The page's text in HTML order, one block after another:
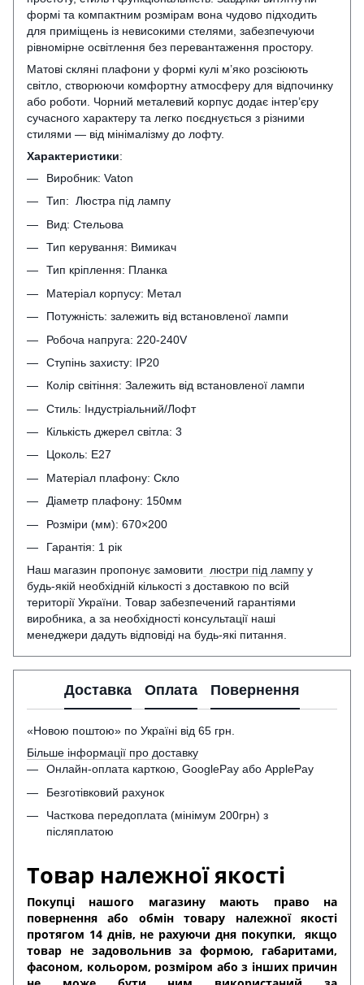
формі та компактним розмірам вона чудово підходить
для приміщень із невисокими стелями, забезпечуючи
рівномірне освітлення без перевантаження простору.
Матові скляні плафони у формі кулі м’яко розсіюють
світло, створюючи комфортну атмосферу для відпочинку
або роботи. Чорний металевий корпус додає інтер’єру
сучасного характеру та легко поєднується з різними
стилями — від мінімалізму до лофту.
Характеристики:
Виробник: Vaton
Тип: Люстра під лампу
Вид: Стельова
Тип керування: Вимикач
Тип кріплення: Планка
Матеріал корпусу: Метал
Потужність: залежить від встановленої лампи
Робоча напруга: 220-240V
Ступінь захисту: IP20
Колір світіння: Залежить від встановленої лампи
Стиль: Індустріальний/Лофт
Кількість джерел світла: 3
Цоколь: Е27
Матеріал плафону: Скло
Діаметр плафону: 150мм
Розміри (мм): 670×200
Гарантія: 1 рік
Наш магазин пропонує замовити люстри під лампу у
будь-якій необхідній кількості з доставкою по всій
території України. Товар забезпечений гарантіями
виробника, а за необхідності консультації наші
менеджери дадуть відповіді на будь-які питання.
Доставка Оплата Повернення
«Новою поштою» по Україні від 65 грн.
Більше інформації про доставку
Онлайн-оплата карткою, GooglePay або ApplePay
Безготівковий рахунок
Часткова передоплата (мінімум 200грн) з
післяплатою
Товар належної якості
Покупці нашого магазину мають право на
повернення або обмін товару належної якості
протягом 14 днів, не рахуючи дня покупки,
якщо
товар не задовольнив за формою, габаритами,
фасоном, кольором, розміром або з інших причин